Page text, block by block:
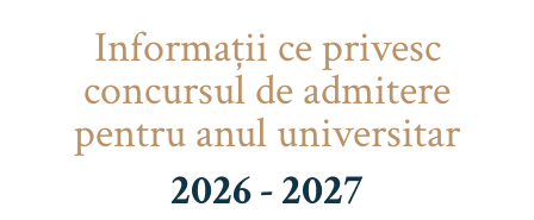
Informaţii ce privesc
concursul de admitere
pentru anul universitar
2026 - 2027